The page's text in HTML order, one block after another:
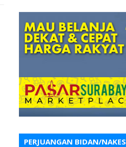
PERJUANGAN BIDAN/